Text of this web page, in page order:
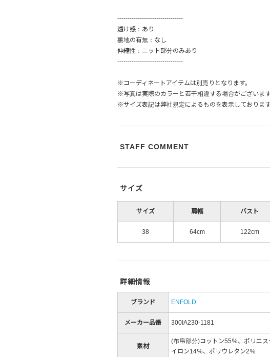
--------------------------------
透け感：あり
裏地の有無：なし
伸縮性：ニット部分のみあり
--------------------------------
※コーディネートアイテムは別売りとなります。
※写真は実際のカラーと若干相違する場合がございま
※サイズ表記は弊社規定によるものを表示しております
STAFF COMMENT
サイズ
サイズ 肩幅 バスト
38 64cm 122cm
詳細情報
ブランド ENFOLD
メーカー品番 300IA230-1181
素材
(布帛部分)コットン55％、ポリエ
イロン14％、ポリウレタン2％